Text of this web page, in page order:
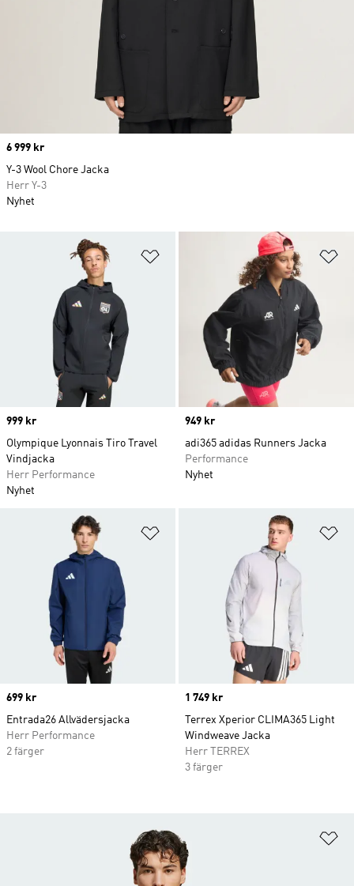
Lägg till på önskelistan
Price
999 kr
Olympique Lyonnais Tiro Travel
Vindjacka
Herr Performance
Nyhet
Price
949 kr
adi365 adidas Runners Jacka
Performance
Nyhet
Lägg till på önskelistan
Price
699 kr
Entrada26 Allvädersjacka
Herr Performance
2 färger
Price
1 749 kr
Terrex Xperior CLIMA365 Light
Windweave Jacka
Herr TERREX
3 färger
Price
6 999 kr
Y-3 Wool Chore Jacka
Herr Y-3
Nyhet